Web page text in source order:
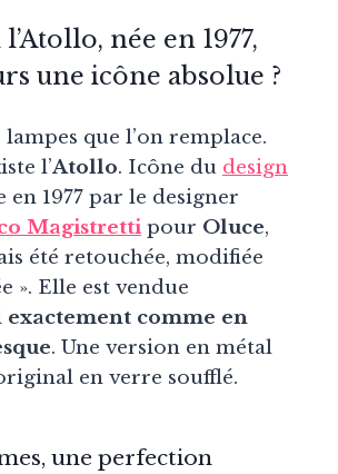
née en 1977,
une icône absolue ?
que l’on remplace.
l’Atollo. Icône du design
en 1977 par le designer
Magistrettipour Oluce,
été retouchée, modifiée
». Elle est vendue
exactement comme en
. Une version en métal
en verre soufflé.
une perfection